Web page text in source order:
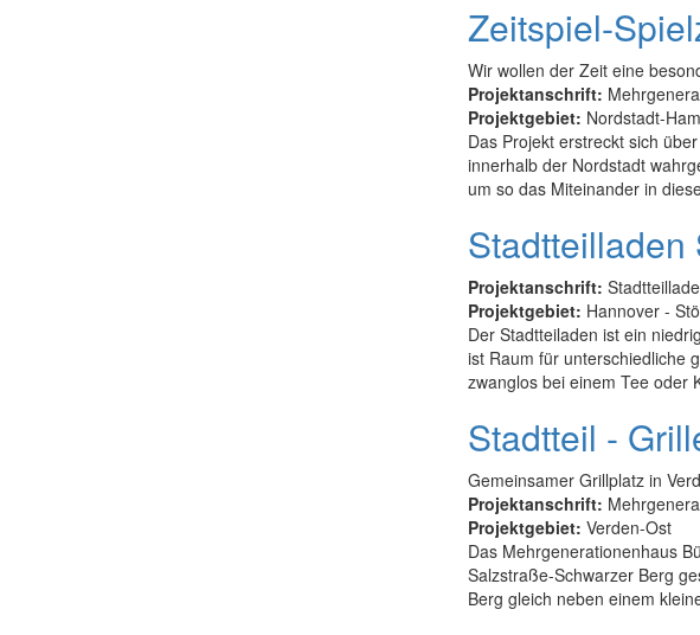
Zeitspiel-
Wir wollen der Zeit eine
Projektanschrift:
Projektgebiet: Nordstadt-
Das Projekt erstreckt sich
innerhalb der Nordstadt
um so das Miteinander in
Stadtteilladen
Projektanschrift:
Projektgebiet: Hannover -
Der Stadtteiladen ist ein
ist Raum für unterschiedliche
zwanglos bei einem Tee oder
Stadtteil -
Gemeinsamer Grillplatz in
Projektanschrift:
Projektgebiet: Verden-Ost
Das Mehrgenerationenhaus
Salzstraße-Schwarzer Berg
Berg gleich neben einem